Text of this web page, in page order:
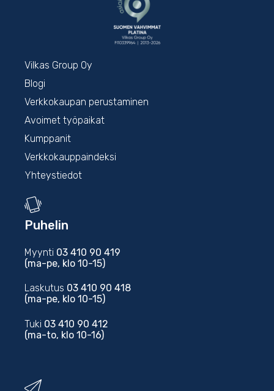
Vilkas Group Oy
Blogi
Verkkokaupan perustaminen
Avoimet työpaikat
Kumppanit
Verkkokauppaindeksi
Yhteystiedot
Puhelin
Myynti 03 410 90 419
(ma-pe, klo 10-15)
Laskutus 03 410 90 418
(ma-pe, klo 10-15)
Tuki 03 410 90 412
(ma-to, klo 10-16)